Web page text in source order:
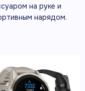
на руке и
нарядом.